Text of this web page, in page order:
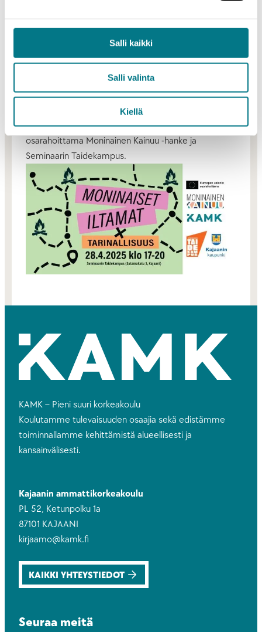
Salli kaikki
Salli valinta
Kiellä
kello 19.30 Päätössanat ja maljat
kello 20.00 Tapahtuma päättyy
Lämpimästi tervetuloa!
Moninaiset iltamat tarjoavat Euroopan unionin
osarahoittama Moninainen Kainuu -hanke ja
Seminaarin Taidekampus.
KAMK – Pieni suuri korkeakoulu
Koulutamme tulevaisuuden osaajia sekä edistämme
toiminnallamme kehittämistä alueellisesti ja
kansainvälisesti.
Kajaanin ammattikorkeakoulu
PL 52, Ketunpolku 1a
87101 KAJAANI
kirjaamo@kamk.fi
KAIKKI YHTEYSTIEDOT
Seuraa meitä